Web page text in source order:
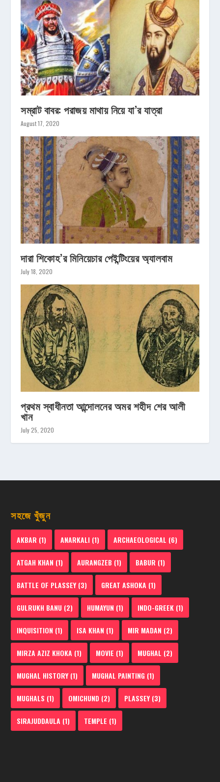
সম্রাট বাবর: পরাজয় মাথায় নিয়ে যা’র যাত্রা
August 17, 2020
দারা শিকোহ’র মিনিয়েচার পেইন্টিংয়ের অ্যালবাম
July 18, 2020
প্রথম স্বাধীনতা আন্দোলনের অমর শহীদ শের আলী
খান
July 25, 2020
সহজে খুঁজুন
AKBAR (1) ANARKALI (1) ARCHAEOLOGICAL (6)
ATGAH KHAN (1) AURANGZEB (1) BABUR (1)
BATTLE OF PLASSEY(3) GREAT ASHOKA (1)
GULRUKH BANU (2) HUMAYUN (1) INDO-GREEK (1)
INQUISITION (1) ISA KHAN (1) MIR MADAN (2)
MIRZA AZIZ KHOKA (1) MOVIE (1) MUGHAL (2)
MUGHAL HISTORY(1) MUGHAL PAINTING (1)
MUGHALS (1) OMICHUND (2) PLASSEY(3)
SIRAJUDDAULA (1) TEMPLE (1)